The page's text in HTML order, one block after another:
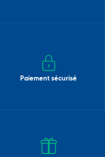
Paiement sécurisé